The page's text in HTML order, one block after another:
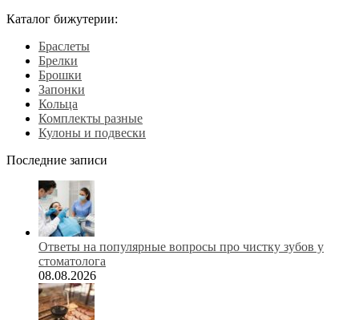
Каталог бижутерии:
Браслеты
Брелки
Брошки
Запонки
Кольца
Комплекты разные
Кулоны и подвески
Последние записи
Ответы на популярные вопросы про чистку зубов у
стоматолога
08.08.2026